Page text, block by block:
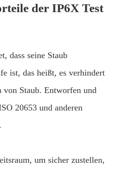
der IP6X Test
dass seine Staub
ist, das heißt, es verhindert
Staub. Entworfen und
20653 und anderen
um sicher zustellen,